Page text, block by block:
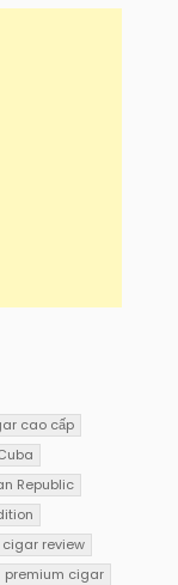
cao cấp
Republic
cigar review
premium cigar